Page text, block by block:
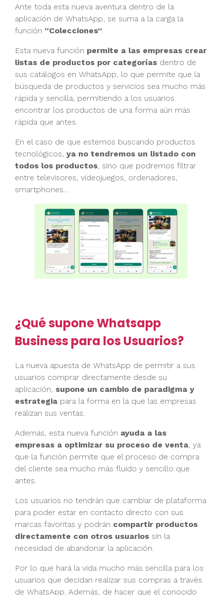
Ante toda esta nueva aventura dentro de la
aplicación de WhatsApp, se suma a la carga la
función “Colecciones”
Esta nueva función permite a las empresas crear
listas de productos por categorías dentro de
sus catálogos en WhatsApp, lo que permite que la
búsqueda de productos y servicios sea mucho más
rápida y sencilla, permitiendo a los usuarios
encontrar los productos de una forma aún más
rápida que antes.
En el caso de que estemos buscando productos
tecnológicos, ya no tendremos un listado con
todos los productos , sino que podremos filtrar
entre televisores, videojuegos, ordenadores,
smartphones…
¿Qué supone Whatsapp
Business para los Usuarios?
La nueva apuesta de WhatsApp de permitir a sus
usuarios comprar directamente desde su
aplicación, supone un cambio de paradigma y
estrategia para la forma en la que las empresas
realizan sus ventas.
Además, esta nueva función ayuda a las
empresas a optimizar su proceso de venta, ya
que la función permite que el proceso de compra
del cliente sea mucho más fluido y sencillo que
antes.
Los usuarios no tendrán que cambiar de plataforma
para poder estar en contacto directo con sus
marcas favoritas y podrán compartir productos
directamente con otros usuarios sin la
necesidad de abandonar la aplicación.
Por lo que hará la vida mucho más sencilla para los
usuarios que decidan realizar sus compras a través
de WhatsApp. Además, de hacer que el conocido